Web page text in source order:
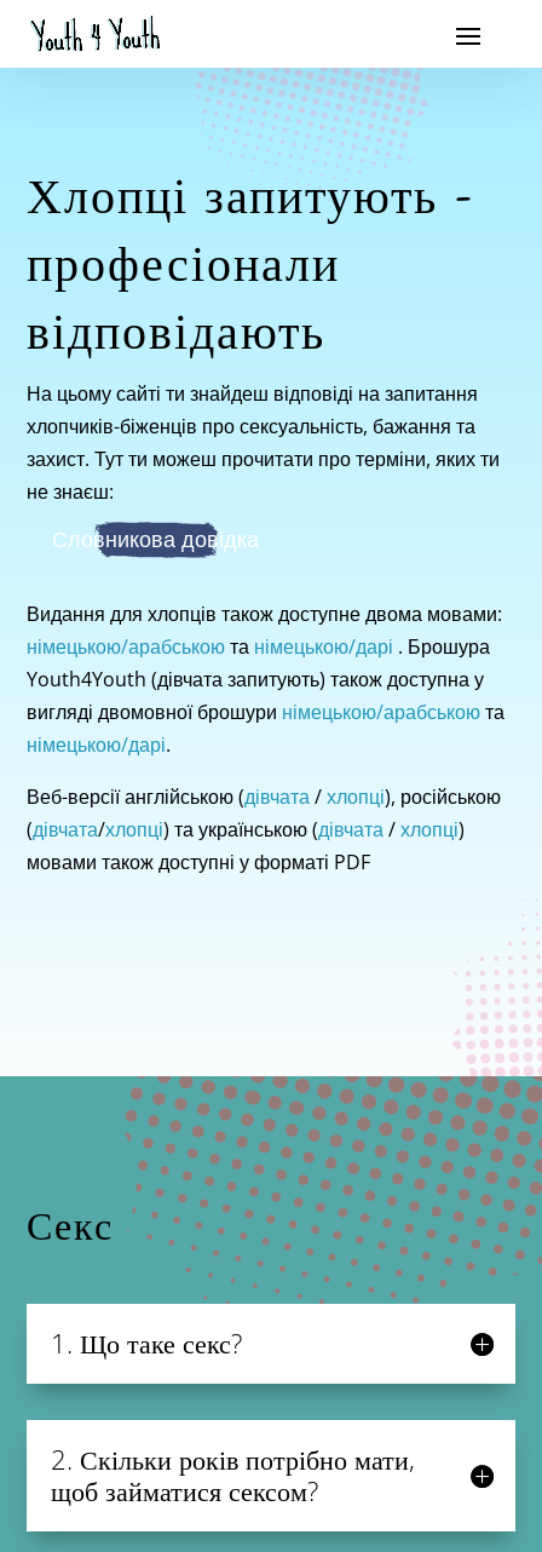
Хлопці запитують –
професіонали
відповідають
На цьому сайті ти знайдеш відповіді на запитання
хлопчиків-біженців про сексуальність, бажання та
захист. Тут ти можеш прочитати про терміни, яких ти
не знаєш:
Словникова довідка
Видання для хлопців також доступне двома мовами:
німецькою/арабськоюта німецькою/дарі . Брошура
Youth4Youth (дівчата запитують) також доступна у
вигляді двомовної брошури німецькою/арабськоюта
німецькою/дарі.
Веб-версії англійською (дівчата/хлопці), російською
(дівчата/хлопці) та українською (дівчата/хлопці)
мовами також доступні у форматі PDF
Секс
1. Що таке секс?
2. Скільки років потрібно мати,
щоб займатися сексом?